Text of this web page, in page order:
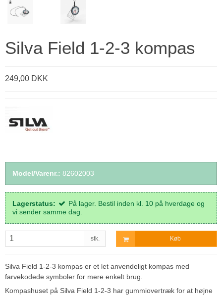
Silva Field 1-2-3 kompas
249,00 DKK
Model/Varenr.: 82602003
Lagerstatus:
På lager. Bestil inden kl. 10 på hverdage og
vi sender samme dag.
stk. Køb
Silva Field 1-2-3 kompas er et let anvendeligt kompas med
farvekodede symboler for mere enkelt brug.
Kompashuset på Silva Field 1-2-3 har gummiovertræk for at højne